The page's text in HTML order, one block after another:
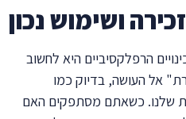
ושימוש נכון
הרפלקסיביים היא לחשוב
אל העושה, בדיוק כמו
שלנו. כשאתם מסתפקים האם